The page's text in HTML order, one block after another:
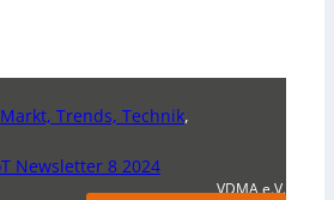
Markt, Trends, Technik,
Newsletter 8 2024
VDMA e.V.